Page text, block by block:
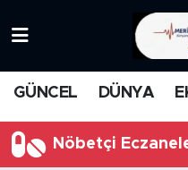
GÜNCEL DÜNYA
Nöbetçi